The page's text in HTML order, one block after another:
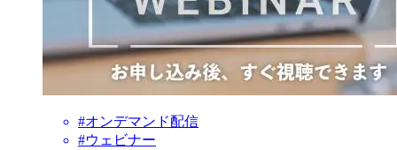
#オンデマンド配信
#ウェビナー